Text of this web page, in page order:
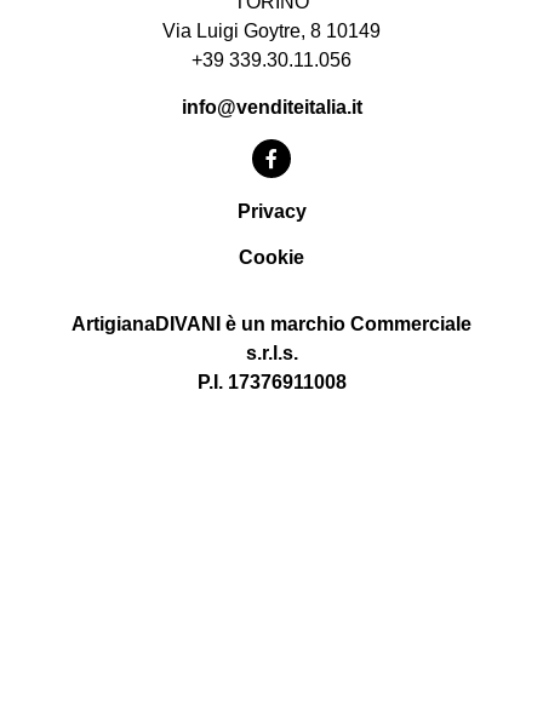
Via Luigi Goytre, 8 10149
+39 339.30.11.056
info@venditeitalia.it
Privacy
Cookie
ArtigianaDIVANI è un marchio Commerciale
s.r.l.s.
P.I. 17376911008